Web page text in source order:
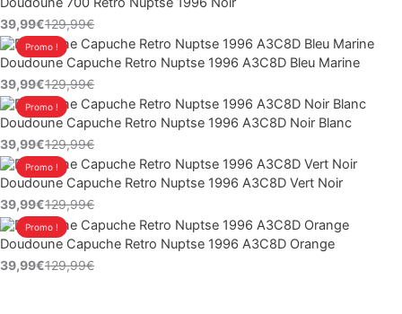
129,99€.
39,99€.
129,99€
prix
initial
était :
129,99€.
39,99€
prix
actuel
est :
39,99€.
Promo !
Doudoune Capuche Retro Nuptse 1996 A3C8D Bleu Marine
129,99€
Le
prix
initial
était :
129,99€.
39,99€
Le
prix
actuel
est :
39,99€.
Promo !
Doudoune Capuche Retro Nuptse 1996 A3C8D Noir Blanc
129,99€
Le
prix
initial
était :
129,99€.
39,99€
Le
prix
actuel
est :
39,99€.
Promo !
Doudoune Capuche Retro Nuptse 1996 A3C8D Vert Noir
129,99€
Le
prix
initial
était :
129,99€.
39,99€
Le
prix
actuel
est :
39,99€.
Promo !
Doudoune Capuche Retro Nuptse 1996 A3C8D Orange
129,99€
Le
prix
initial
39,99€
Le
prix
actuel